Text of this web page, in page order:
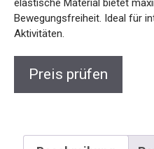
Tragekomfort und
Matches und sportliche
Beschreibung